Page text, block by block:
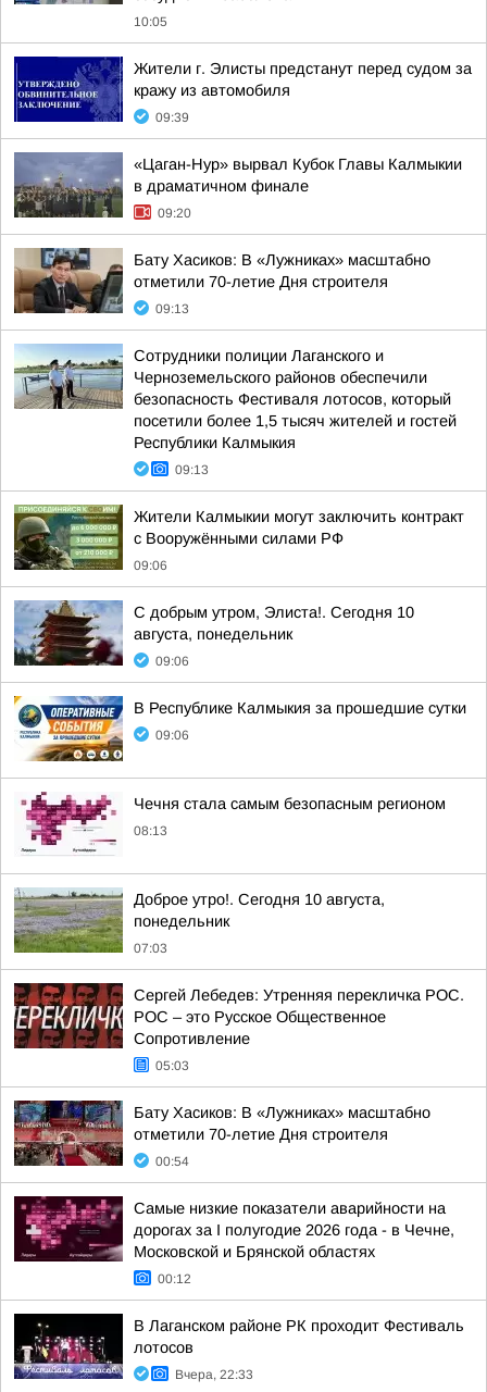
10:05
Жители г. Элисты предстанут перед судом за
кражу из автомобиля
09:39
«Цаган-Нур» вырвал Кубок Главы Калмыкии
в драматичном финале
09:20
Бату Хасиков: В «Лужниках» масштабно
отметили 70-летие Дня строителя
09:13
Сотрудники полиции Лаганского и
Черноземельского районов обеспечили
безопасность Фестиваля лотосов, который
посетили более 1,5 тысяч жителей и гостей
Республики Калмыкия
09:13
Жители Калмыкии могут заключить контракт
с Вооружёнными силами РФ
09:06
С добрым утром, Элиста!. Сегодня 10
августа, понедельник
09:06
В Республике Калмыкия за прошедшие сутки
09:06
Чечня стала самым безопасным регионом
08:13
Доброе утро!. Сегодня 10 августа,
понедельник
07:03
Сергей Лебедев: Утренняя перекличка РОС.
РОС – это Русское Общественное
Сопротивление
05:03
Бату Хасиков: В «Лужниках» масштабно
отметили 70-летие Дня строителя
00:54
Самые низкие показатели аварийности на
дорогах за I полугодие 2026 года - в Чечне,
Московской и Брянской областях
00:12
В Лаганском районе РК проходит Фестиваль
лотосов
Вчера, 22:33